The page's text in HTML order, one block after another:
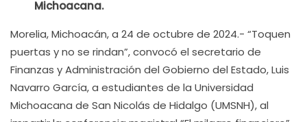
Michoacana.
Morelia, Michoacán, a 24 de octubre de 2024.- “Toquen
puertas y no se rindan”, convocó el secretario de
Finanzas y Administración del Gobierno del Estado, Luis
Navarro García, a estudiantes de la Universidad
Michoacana de San Nicolás de Hidalgo (UMSNH), al